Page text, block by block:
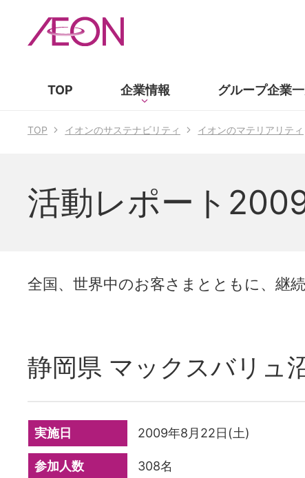
TOP 企業情報 グループ企業
TOP イオンのサステナビリティ イオンのマテリアリティ
活動レポート
全国、世界中のお客さまとともに、継
静岡県 マックスバリュ
実施日 2009年8月22日(土)
参加人数 308名